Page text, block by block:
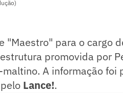
"Maestro" para o cargo
promovida por
A informação foi
Lance!.